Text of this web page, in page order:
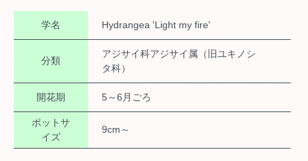
学名 Hydrangea 'Light my fire'
分類
アジサイ科アジサイ属（旧ユキノシ
タ科）
開花期 5～6月ごろ
ポットサ
イズ
9cm～